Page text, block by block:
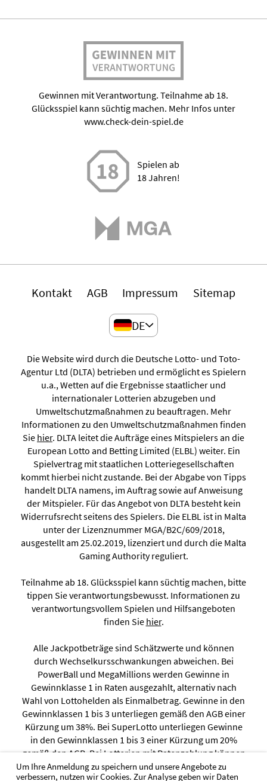
Um Ihre Anmeldung zu speichern und unsere Angebote zu
verbessern, nutzen wir Cookies. Zur Analyse geben wir Daten
Gewinnen mit Verantwortung. Teilnahme ab 18.
Glücksspiel kann süchtig machen. Mehr Infos unter
www.check-dein-spiel.de
Spielen ab
18 Jahren!
Kontakt AGB Impressum Sitemap
DE
Die Website wird durch die Deutsche Lotto- und Toto-
Agentur Ltd (DLTA) betrieben und ermöglicht es Spielern
u.a., Wetten auf die Ergebnisse staatlicher und
internationaler Lotterien abzugeben und
Umweltschutzmaßnahmen zu beauftragen. Mehr
Informationen zu den Umweltschutzmaßnahmen finden
Sie hier. DLTA leitet die Aufträge eines Mitspielers an die
European Lotto and Betting Limited (ELBL) weiter. Ein
Spielvertrag mit staatlichen Lotteriegesellschaften
kommt hierbei nicht zustande. Bei der Abgabe von Tipps
handelt DLTA namens, im Auftrag sowie auf Anweisung
der Mitspieler. Für das Angebot von DLTA besteht kein
Widerrufsrecht seitens des Spielers. Die ELBL ist in Malta
unter der Lizenznummer MGA/B2C/609/2018,
ausgestellt am 25.02.2019, lizenziert und durch die Malta
Gaming Authority reguliert.
Teilnahme ab 18. Glücksspiel kann süchtig machen, bitte
tippen Sie verantwortungsbewusst. Informationen zu
verantwortungsvollem Spielen und Hilfsangeboten
finden Sie hier.
Alle Jackpotbeträge sind Schätzwerte und können
durch Wechselkursschwankungen abweichen. Bei
PowerBall und MegaMillions werden Gewinne in
Gewinnklasse 1 in Raten ausgezahlt, alternativ nach
Wahl von Lottohelden als Einmalbetrag. Gewinne in den
Gewinnklassen 1 bis 3 unterliegen gemäß den AGB einer
Kürzung um 38%. Bei SuperLotto unterliegen Gewinne
in den Gewinnklassen 1 bis 3 einer Kürzung um 20%
gemäß den AGB. Bei Lotterien mit Ratenzahlung können
Gewinne wie folgt ausgezahlt werden: (a) bis zu EUR 20